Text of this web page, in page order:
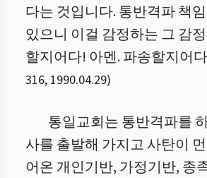
다는 것입니다. 통반격파 책
있으니 이걸 감정하는 그 감
할지어다! 아멘. 파송할지어
316, 1990.04.29)
통일교회는 통반격파를
사를 출발해 가지고 사탄이
어온 개인기반, 가정기반, 종